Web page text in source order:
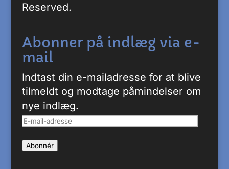
Reserved.
Abonner på indlæg via e-
mail
Indtast din e-mailadresse for at blive
tilmeldt og modtage påmindelser om
nye indlæg.
E-
adresse
Abonnér